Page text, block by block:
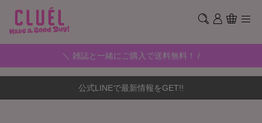
＼ 雑誌と一緒にご購入で送料無料！ /
公式LINEで最新情報をGET!!